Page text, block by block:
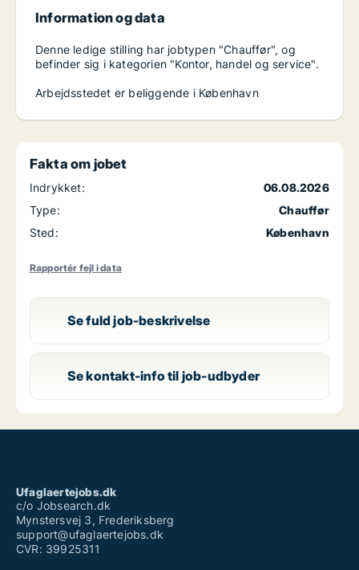
Information og data
Denne ledige stilling har jobtypen "Chauffør", og
befinder sig i kategorien "Kontor, handel og service".
Arbejdsstedet er beliggende i København
Fakta om jobet
Indrykket:
06.08.2026
Type:
Chauffør
Sted:
København
Rapportér fejl i data
Se fuld job-beskrivelse
Se kontakt-info til job-udbyder
Ufaglaertejobs.dk
c/o Jobsearch.dk
Mynstersvej 3, Frederiksberg
support@ufaglaertejobs.dk
CVR: 39925311